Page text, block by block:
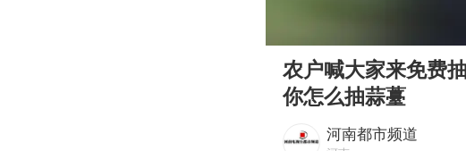
农户喊大家来免费
你怎么抽蒜薹
河南都市频道